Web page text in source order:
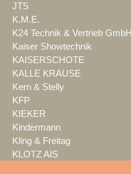
JTS
K.M.E.
K24 Technik & Vertrieb GmbH
Kaiser Showtechnik
KAISERSCHOTE
KALLE KRAUSE
Kern & Stelly
KFP
KIEKER
Kindermann
Kling & Freitag
KLOTZ AIS